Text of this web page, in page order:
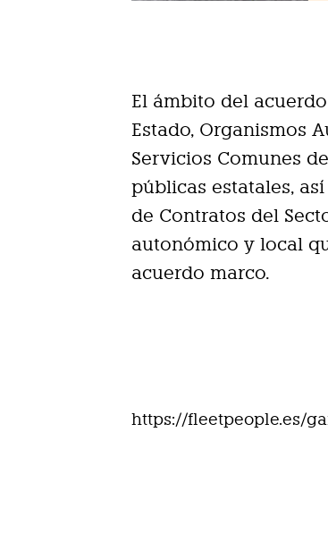
El ámbito del
Estado, Organismos
Servicios Comunes
públicas estatales,
de Contratos del
autonómico y local
acuerdo marco.
https://fleetpeople.es/